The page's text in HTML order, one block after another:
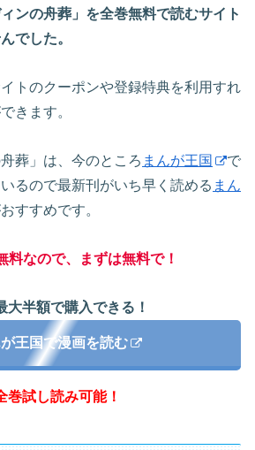
ンの舟葬」を全巻無料で読むサイト
でした。
トのクーポンや登録特典を利用すれ
きます。
葬」は、今のところ まんが王国
で
るので最新刊がいち早く読める まん
すすめです。
料なので、まずは無料で！
大半額で購入できる！
が王国で漫画を読む
巻試し読み可能！